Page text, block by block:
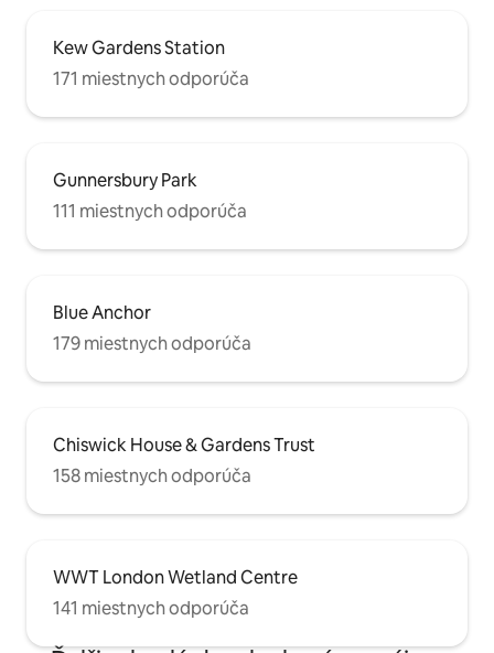
Kew Gardens Station
171 miestnych odporúča
Gunnersbury Park
111 miestnych odporúča
Blue Anchor
179 miestnych odporúča
Chiswick House & Gardens Trust
158 miestnych odporúča
WWT London Wetland Centre
141 miestnych odporúča